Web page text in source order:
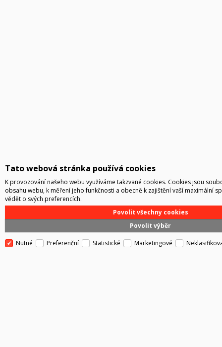
Tato webová stránka používá cookies
K provozování našeho webu využíváme takzvané cookies. Cookies jsou
obsahu webu, k měření jeho funkčnosti a obecně k zajištění vaší maximální
vědět o svých preferencích.
Povolit výběr
Povolit všechny cookies
Nutné Preferenční Statistické Marketingové